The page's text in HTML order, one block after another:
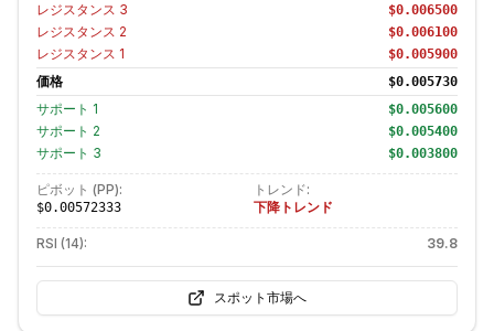
レジスタンス 3 $0.006500
レジスタンス 2 $0.006100
レジスタンス 1 $0.005900
価格 $0.005730
サポート 1 $0.005600
サポート 2 $0.005400
サポート 3 $0.003800
ピボット (PP):
$0.00572333
トレンド:
下降トレンド
RSI (14): 39.8
スポット市場へ